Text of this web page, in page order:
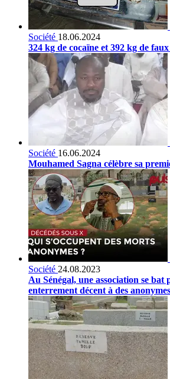
Société 18.06.2024
324 kg de cocaïne et 392 kg de
Société 16.06.2024
Mouhamed Sagna célèbre sa
Société 24.08.2023
Au Sénégal, une association se
enterrement décent à des anonymes